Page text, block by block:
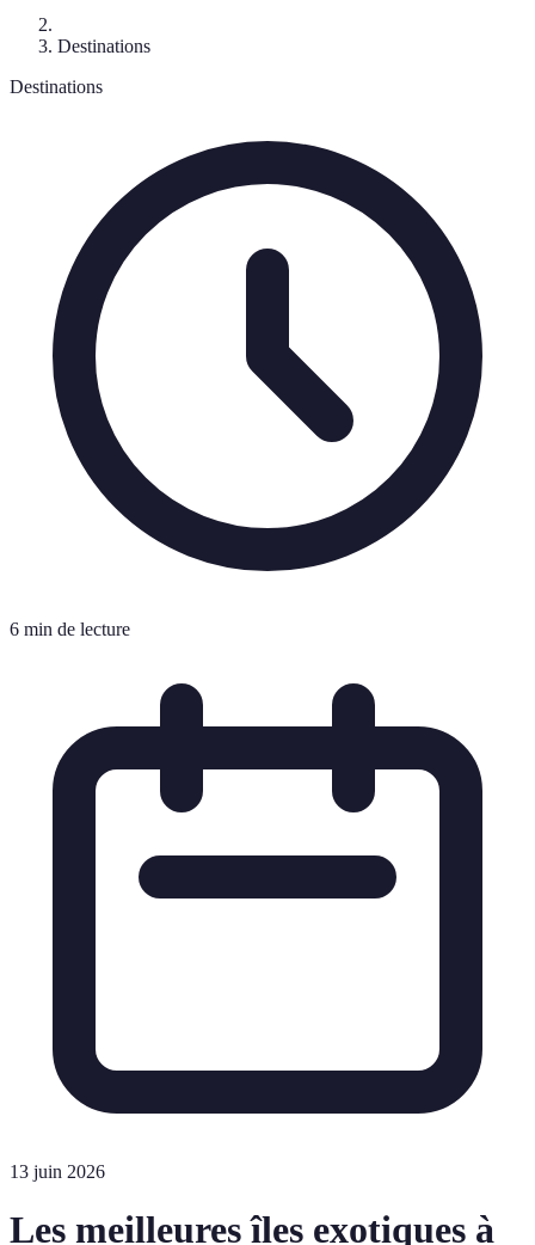
Destinations
Destinations
6 min de lecture
13 juin 2026
Les meilleures îles exotiques à